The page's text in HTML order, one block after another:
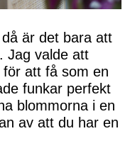
är det bara att
Jag valde att
att få som en
funkar perfekt
blommorna i en
av att du har en